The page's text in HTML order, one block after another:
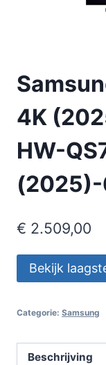
4K
HW-
(2025)-
€ 2.509,00
Bekijk
Categorie: Samsung
Beschrijving